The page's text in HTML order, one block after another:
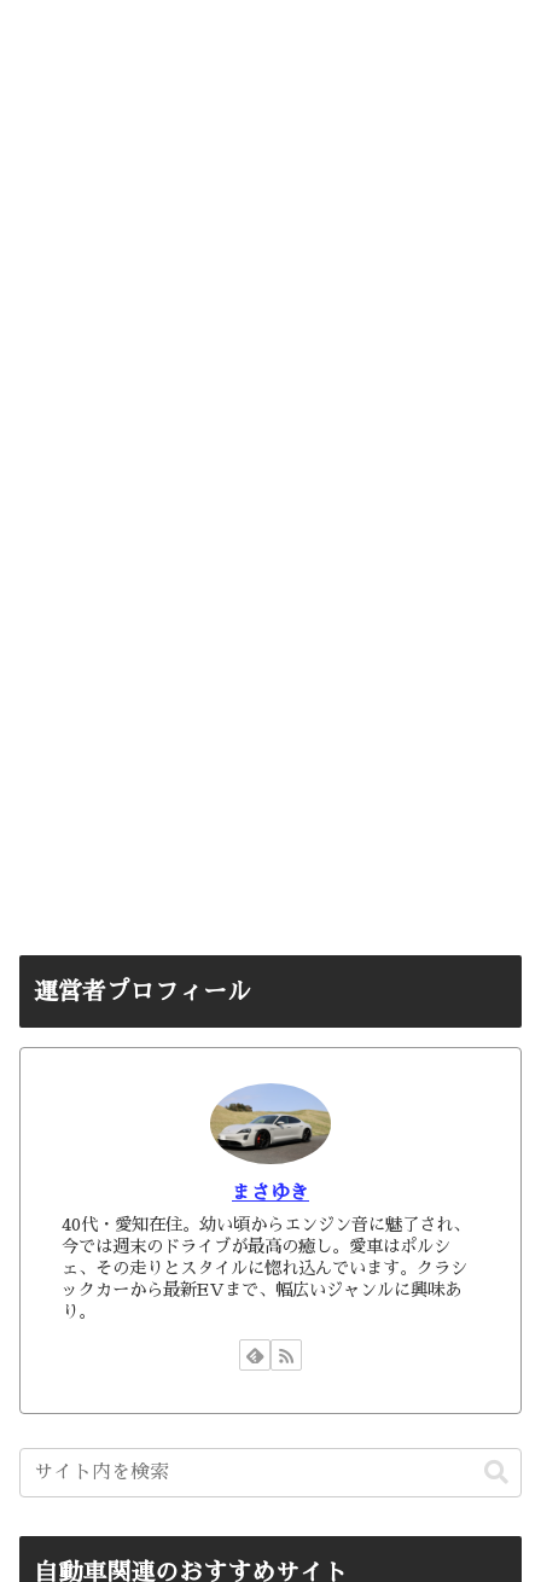
運営者プロフィール
まさゆき
40代・愛知在住。幼い頃からエンジン音に魅了され、
今では週末のドライブが最高の癒し。愛車はポルシ
ェ、その走りとスタイルに惚れ込んでいます。クラシ
ックカーから最新EVまで、幅広いジャンルに興味あ
り。
自動車関連のおすすめサイト